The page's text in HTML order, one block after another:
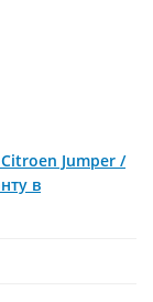
Jumper /
в